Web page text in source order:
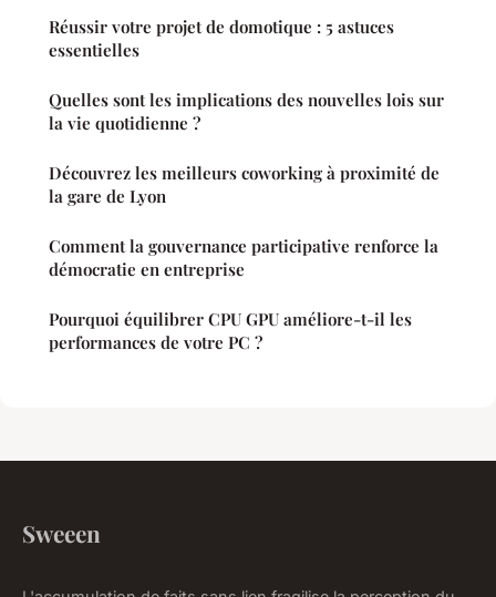
Réussir votre projet de domotique : 5 astuces
essentielles
Quelles sont les implications des nouvelles lois sur
la vie quotidienne ?
Découvrez les meilleurs coworking à proximité de
la gare de Lyon
Comment la gouvernance participative renforce la
démocratie en entreprise
Pourquoi équilibrer CPU GPU améliore-t-il les
performances de votre PC ?
Sweeen